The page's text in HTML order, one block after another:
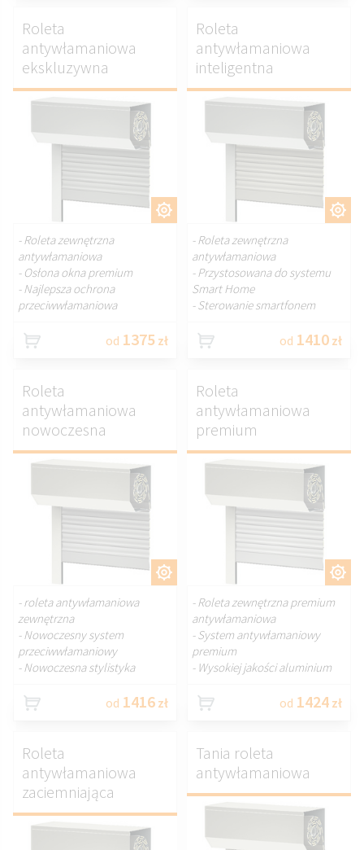
DOSTOSUJ.
Roleta
antywłamaniowa
ekskluzywna
- Roleta zewnętrzna
antywłamaniowa
- Osłona okna premium
- Najlepsza ochrona
przeciwwłamaniowa
od 1375 zł
DOSTOSUJ.
Roleta
antywłamaniowa
inteligentna
- Roleta zewnętrzna
antywłamaniowa
- Przystosowana do systemu
Smart Home
- Sterowanie smartfonem
od 1410 zł
DOSTOSUJ.
Roleta
antywłamaniowa
nowoczesna
- roleta antywłamaniowa
zewnętrzna
- Nowoczesny system
przeciwwłamaniowy
- Nowoczesna stylistyka
od 1416 zł
DOSTOSUJ.
Roleta
antywłamaniowa
premium
- Roleta zewnętrzna premium
antywłamaniowa
- System antywłamaniowy
premium
- Wysokiej jakości aluminium
od 1424 zł
Roleta
antywłamaniowa
zaciemniająca
Tania roleta
antywłamaniowa